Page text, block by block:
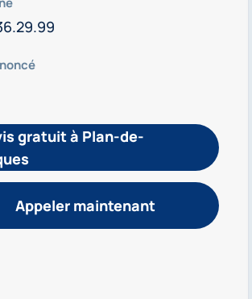
gratuit à Plan-de-
Appeler maintenant